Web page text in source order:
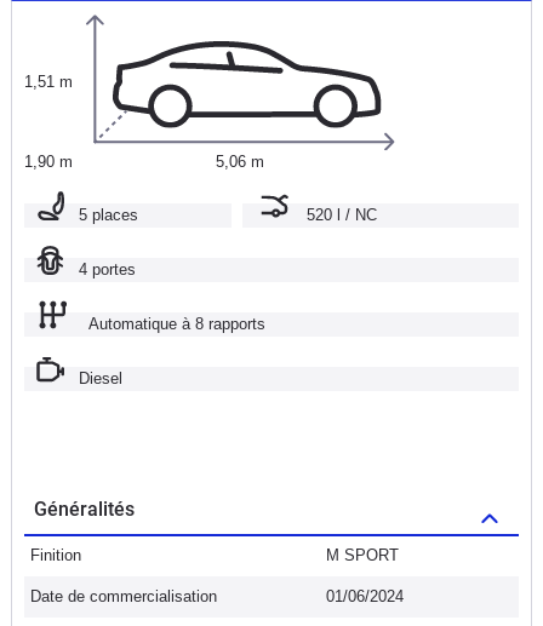
1,51 m
1,90 m 5,06 m
5 places 520 l / NC
4 portes
Automatique à 8 rapports
Diesel
Généralités
Finition M SPORT
Date de commercialisation 01/06/2024